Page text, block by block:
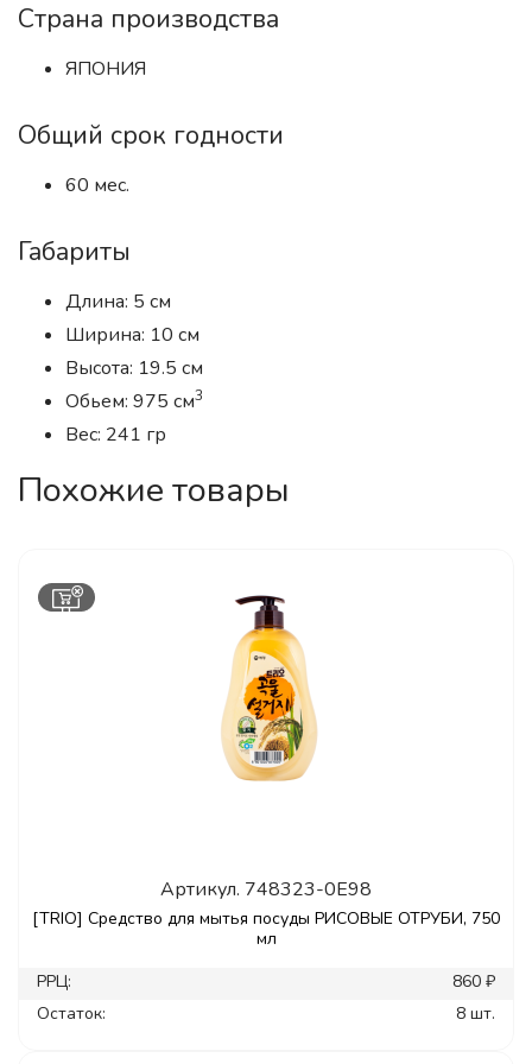
Страна производства
ЯПОНИЯ
Общий срок годности
60 мес.
Габариты
Длина: 5 см
Ширина: 10 см
Высота: 19.5 см
Обьем: 975 см3
Вес: 241 гр
Похожие товары
Артикул. 748323-0E98
[TRIO] Средство для мытья посуды РИСОВЫЕ ОТРУБИ, 750
мл
РРЦ:
860 ₽
Остаток:
8 шт.